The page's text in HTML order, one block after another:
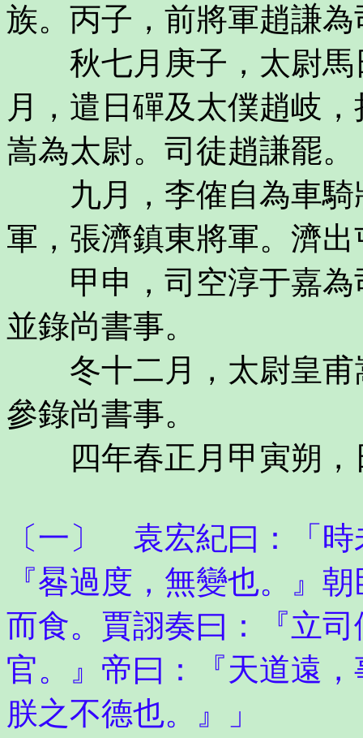
族。丙子，前將軍趙謙為
秋七月庚子，太尉馬
月，遣日磾及太僕趙岐
嵩為太尉。司徒趙謙罷。
九月，李傕自為車騎
軍，張濟鎮東將軍。濟
甲申，司空淳于嘉為
並錄尚書事。
冬十二月，太尉皇甫
參錄尚書事。
四年春正月甲寅朔，
〔一〕 袁宏紀曰：「
『晷過度，無變也。』
而食。賈詡奏曰：『立
官。』帝曰：『天道遠
朕之不德也。』」